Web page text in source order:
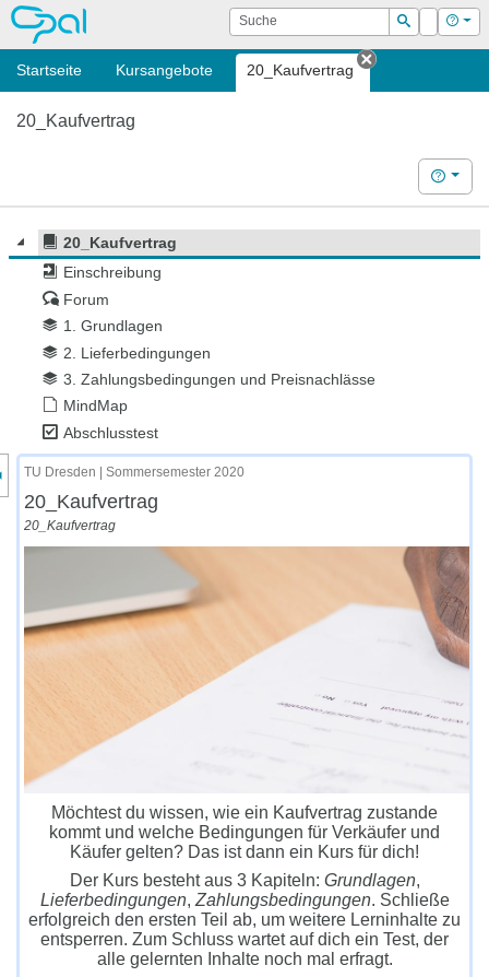
OPAL Suche
Suchen
Login Hilfe
Startseite Kursangebote 20_Kaufvertrag
Tab schließen
20_Kaufvertrag
Hilfe
20_Kaufvertrag
Einschreibung
Forum
1. Grundlagen
2. Lieferbedingungen
3. Zahlungsbedingungen und Preisnachlässe
MindMap
Abschlusstest
des Kursmenüs
TU Dresden | Sommersemester 2020
20_Kaufvertrag
20_Kaufvertrag
Möchtest du wissen, wie ein Kaufvertrag zustande
kommt und welche Bedingungen für Verkäufer und
Käufer gelten? Das ist dann ein Kurs für dich!
Der Kurs besteht aus 3 Kapiteln: Grundlagen,
Lieferbedingungen, Zahlungsbedingungen. Schließe
erfolgreich den ersten Teil ab, um weitere Lerninhalte zu
entsperren. Zum Schluss wartet auf dich ein Test, der
alle gelernten Inhalte noch mal erfragt.